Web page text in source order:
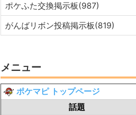
ポケふた交換掲示板(987)
がんばリボン投稿掲示板(819)
メニュー
ポケマピ トップページ
話題